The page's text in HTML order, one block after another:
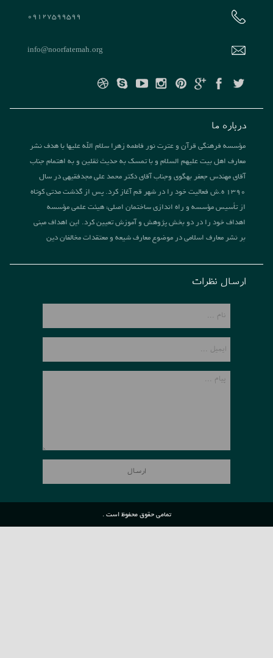
09127599599
info@noorfatemah.org
درباره ما
مؤسسه فرهنگی قرآن و عترت نور فاطمه زهرا سلام الله علیها با هدف نشر
معارف اهل بیت علیهم السلام و با تمسک به حدیث ثقلین و به اهتمام جناب
آقای مهندس جعفر بهگوی وجناب آقای دکتر محمد علی مجدفقیهی در سال
1390 ه.ش فعالیت خود را در شهر قم آغاز کرد. پس از گذشت مدتی کوتاه
از تأسیس مؤسسه و راه اندازی ساختمان اصلی، هیئت علمی مؤسسه
اهداف خود را در دو بخش پژوهش و آموزش تعیین کرد. این اهداف مبنی
بر نشر معارف اسلامی در موضوع معارف شیعه و معتقدات مخالفان دین
ارسال نظرات
تمامی حقوق محفوظ است .